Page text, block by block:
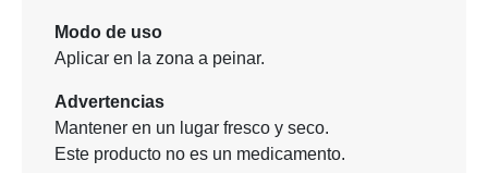
Modo de uso
Aplicar en la zona a peinar.
Advertencias
Mantener en un lugar fresco y seco.
Este producto no es un medicamento.